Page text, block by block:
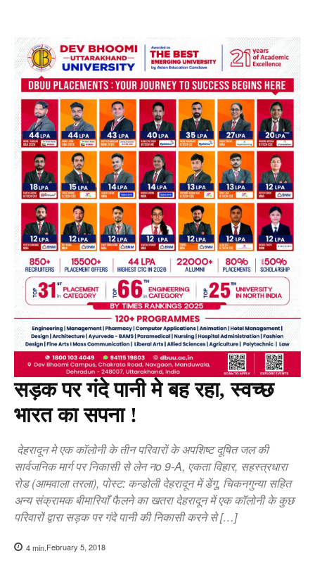
सड़क पर गंदे पानी मे बह रहा, स्वच्छ
भारत का सपना !
देहरादून मे एक कॉलोनी के तीन परिवारों के अपशिष्ट दूषित जल की
सार्वजनिक मार्ग पर निकासी से लेन नo 9-A, एकता विहार, सहस्त्रधारा
रोड (आमवाला तरला), पोस्ट: कन्डोली देहरादून में डेंगू, चिकनगुन्या सहित
अन्य संक्रामक बीमारियाँ फैलने का खतरा देहरादून में एक कॉलोनी के कुछ
परिवारों द्वारा सड़क पर गंदे पानी की निकासी करने से […]
4min.February 5, 2018